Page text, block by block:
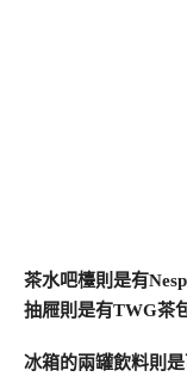
茶水吧檯則是有
抽屜則是有TWG茶
冰箱的兩罐飲料則